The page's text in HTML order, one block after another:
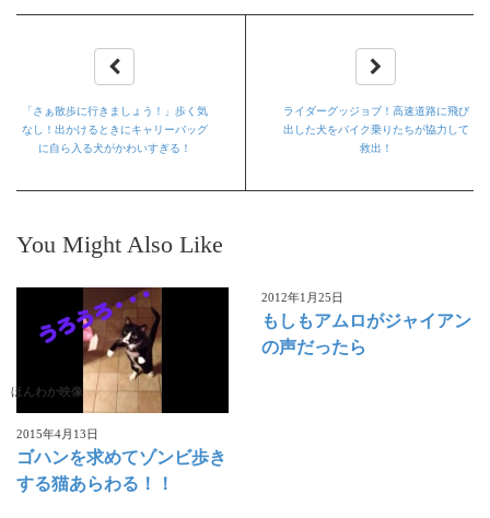
「さぁ散歩に行きましょう！」歩く気
なし！出かけるときにキャリーバッグ
に自ら入る犬がかわいすぎる！
ライダーグッジョブ！高速道路に飛び
出した犬をバイク乗りたちが協力して
救出！
You Might Also Like
ほんわか映像
2015年4月13日
ゴハンを求めてゾンビ歩き
する猫あらわる！！
2012年1月25日
もしもアムロがジャイアン
の声だったら